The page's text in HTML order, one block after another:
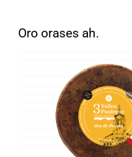
Oro orases ah.